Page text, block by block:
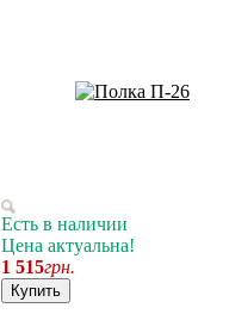
Есть в наличии
Цена актуальна!
1 515грн.
Купить